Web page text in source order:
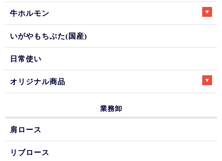
牛ホルモン
いがやもちぶた(国産)
日常使い
オリジナル商品
業務卸
肩ロース
リブロース